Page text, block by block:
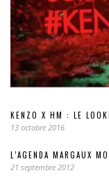
KENZO X HM : LE
13 octobre 2016
L’AGENDA MARGAUX
21 septembre 2012